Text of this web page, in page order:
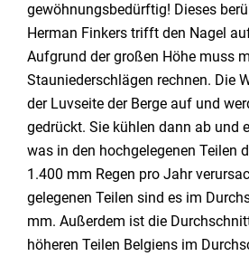
gewöhnungsbedürftig! Dieses
Herman Finkers trifft den Nagel
Aufgrund der großen Höhe muss
Stauniederschlägen rechnen. Die
der Luvseite der Berge auf und
gedrückt. Sie kühlen dann ab und
was in den hochgelegenen Teilen
1.400 mm Regen pro Jahr
gelegenen Teilen sind es im
mm. Außerdem ist die
höheren Teilen Belgiens im